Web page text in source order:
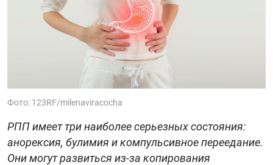
Фото: 123RF/milenaviracocha
РПП имеет три наиболее серьезных состояния:
анорексия, булимия и компульсивное переедание.
Они могут развиться из-за копирования